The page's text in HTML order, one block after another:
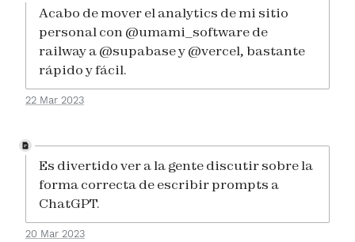
Acabo de mover el analytics de mi sitio
personal con @umami_software de
railway a @supabase y @vercel, bastante
rápido y fácil.
22 Mar 2023
Es divertido ver a la gente discutir sobre la
forma correcta de escribir prompts a
ChatGPT.
20 Mar 2023